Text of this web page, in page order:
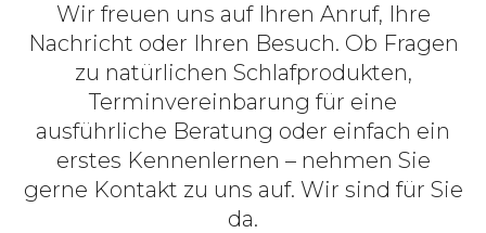
Wir freuen uns auf Ihren Anruf, Ihre
Nachricht oder Ihren Besuch. Ob Fragen
zu natürlichen Schlafprodukten,
Terminvereinbarung für eine
ausführliche Beratung oder einfach ein
erstes Kennenlernen – nehmen Sie
gerne Kontakt zu uns auf. Wir sind für Sie
da.